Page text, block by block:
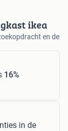
ikea
en de
16%
in de